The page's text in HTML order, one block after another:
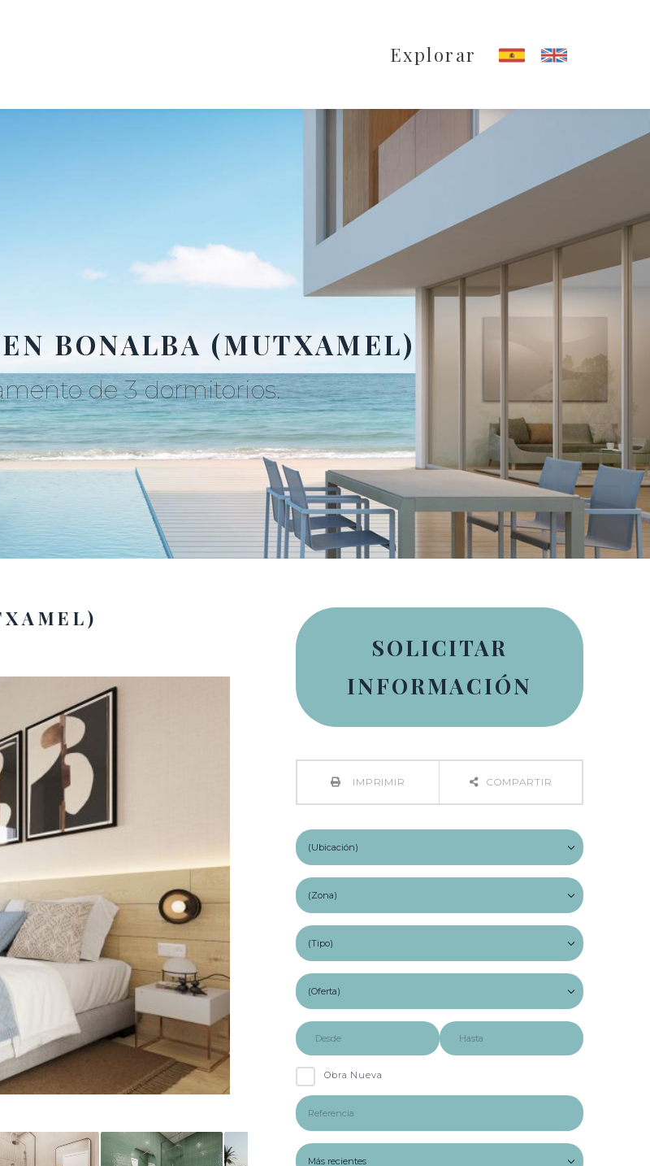
Explorar
BONALBA (MUTXAMEL)
de 3 dormitorios.
SOLICITAR
INFORMACIÓN
IMPRIMIR COMPARTIR
Obra Nueva